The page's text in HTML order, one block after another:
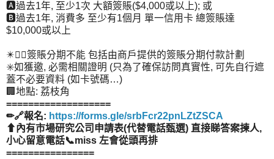
🅰️過去1年, 至少1次 大額簽賬($4,000或以上); 或
🅱️過去1年, 消費多 至少有1個月 單一信用卡 總簽賬達
$10,000或以上
✴️👆🏻簽賬分期不能 包括由商戶提供的簽賬分期付款計劃
✳️如獲邀, 必需相關證明 (只為了確保訪問真實性, 可先自行遮
蓋不必要資料 (如卡號碼…)
🏢地點: 荔枝角
===================
✏🔗報名: https://forms.gle/srbFcr22pnLZtZSCA
⬆內有市場研究公司申請表(代替電話甄選) 直接睇答案揀人,
小心留意電話📞miss 左會從頭再排
================